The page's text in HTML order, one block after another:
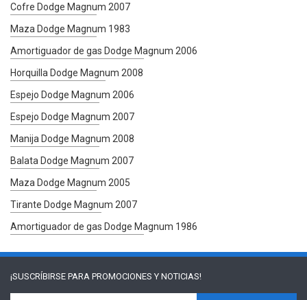
Cofre Dodge Magnum 2007
Maza Dodge Magnum 1983
Amortiguador de gas Dodge Magnum 2006
Horquilla Dodge Magnum 2008
Espejo Dodge Magnum 2006
Espejo Dodge Magnum 2007
Manija Dodge Magnum 2008
Balata Dodge Magnum 2007
Maza Dodge Magnum 2005
Tirante Dodge Magnum 2007
Amortiguador de gas Dodge Magnum 1986
¡SUSCRÍBIRSE PARA PROMOCIONES Y NOTICIAS!